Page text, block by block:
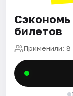
Сэкономь
билетов
Применили: 8